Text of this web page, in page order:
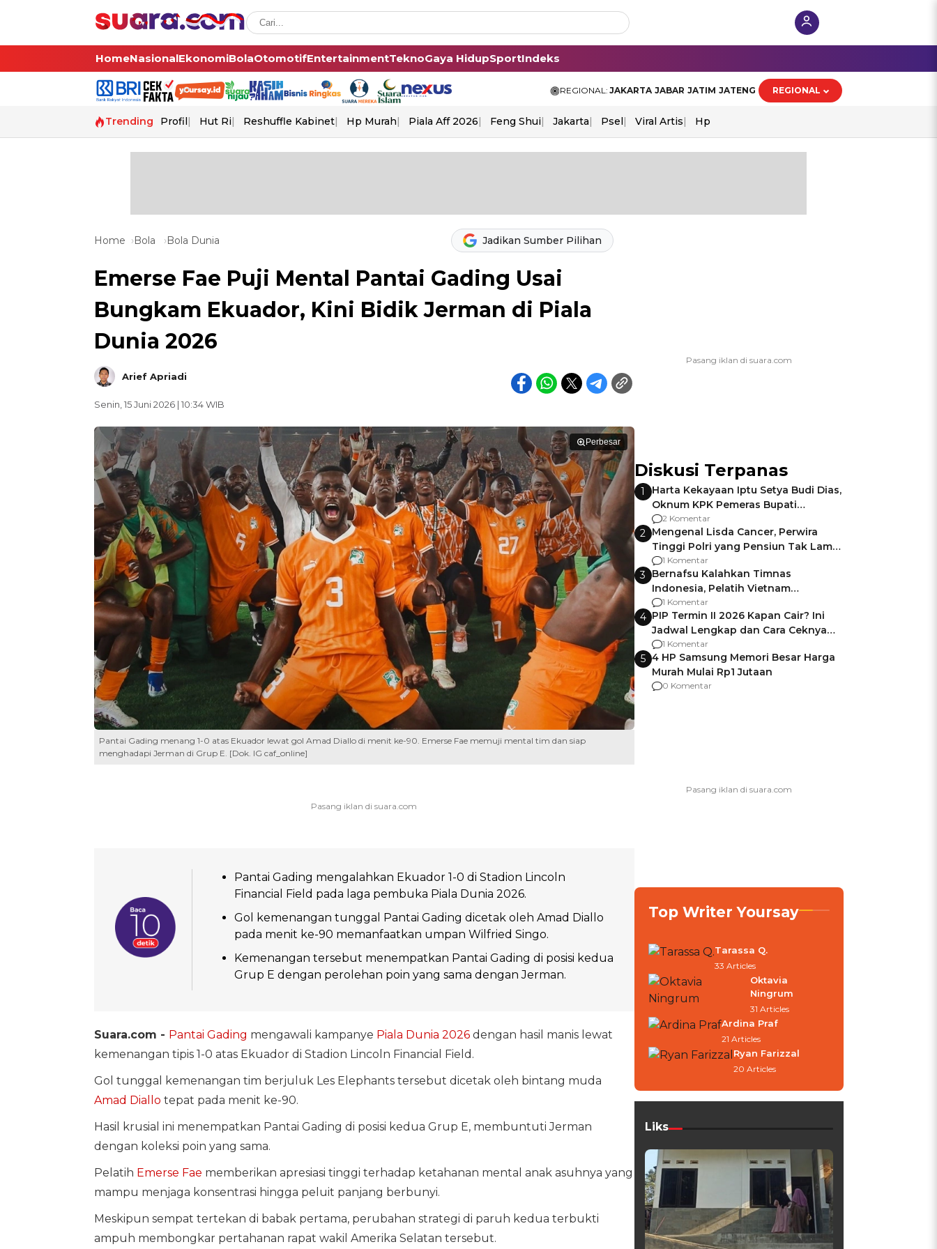
HomeNasionalEkonomiBolaOtomotifEntertainmentTeknoGaya HidupSportIndeks
REGIONAL: JAKARTA JABAR JATIM JATENG REGIONAL
Trending Profil Hut Ri Reshuffle Kabinet Hp Murah Piala Aff 2026 Feng Shui Jakarta Psel Viral Artis Hp
Home Bola Bola Dunia Jadikan Sumber Pilihan
Emerse Fae Puji Mental Pantai Gading Usai
Bungkam Ekuador, Kini Bidik Jerman di Piala
Dunia 2026
Arief Apriadi
Senin, 15 Juni 2026 | 10:34 WIB
Perbesar
Pantai Gading menang 1-0 atas Ekuador lewat gol Amad Diallo di menit ke-90. Emerse Fae memuji mental tim dan siap
menghadapi Jerman di Grup E. [Dok. IG caf_online]
Pantai Gading mengalahkan Ekuador 1-0 di Stadion Lincoln
Financial Field pada laga pembuka Piala Dunia 2026.
Gol kemenangan tunggal Pantai Gading dicetak oleh Amad Diallo
pada menit ke-90 memanfaatkan umpan Wilfried Singo.
Kemenangan tersebut menempatkan Pantai Gading di posisi kedua
Grup E dengan perolehan poin yang sama dengan Jerman.
Suara.com - Pantai Gading mengawali kampanye Piala Dunia 2026dengan hasil manis lewat
kemenangan tipis 1-0 atas Ekuador di Stadion Lincoln Financial Field.
Gol tunggal kemenangan tim berjuluk Les Elephants tersebut dicetak oleh bintang muda
Amad Diallo tepat pada menit ke-90.
Hasil krusial ini menempatkan Pantai Gading di posisi kedua Grup E, membuntuti Jerman
dengan koleksi poin yang sama.
Pelatih Emerse Fae memberikan apresiasi tinggi terhadap ketahanan mental anak asuhnya yang
mampu menjaga konsentrasi hingga peluit panjang berbunyi.
Meskipun sempat tertekan di babak pertama, perubahan strategi di paruh kedua terbukti
ampuh membongkar pertahanan rapat wakil Amerika Selatan tersebut.
Diskusi Terpanas
1
Harta Kekayaan Iptu Setya Budi Dias,
Oknum KPK Pemeras Bupati
Pemalang
2 Komentar
2 Mengenal Lisda Cancer, Perwira
Tinggi Polri yang Pensiun Tak Lama
Usai Jadi Brigjen
1 Komentar
3 Bernafsu Kalahkan Timnas
Indonesia, Pelatih Vietnam
Berencana Pakai Jimat di Pakansari
1 Komentar
4 PIP Termin II 2026 Kapan Cair? Ini
Jadwal Lengkap dan Cara Ceknya
agar Dana Tidak Hangus!
1 Komentar
5 4 HP Samsung Memori Besar Harga
Murah Mulai Rp1 Jutaan
0 Komentar
Top Writer Yoursay
Tarassa Q.
33 Articles
Oktavia
Ningrum
31 Articles
Ardina Praf
21 Articles
Ryan Farizzal
20 Articles
Liks